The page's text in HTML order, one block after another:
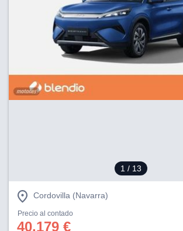
1 / 13
Cordovilla (Navarra)
Precio al contado
40.179 €